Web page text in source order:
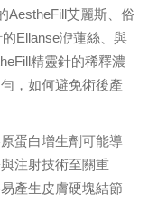
AestheFill艾麗斯、俗
Ellanse洢蓮絲、與
精靈針的稀釋濃
，如何避免術後產
蛋白增生劑可能導
注射技術至關重
產生皮膚硬塊結節